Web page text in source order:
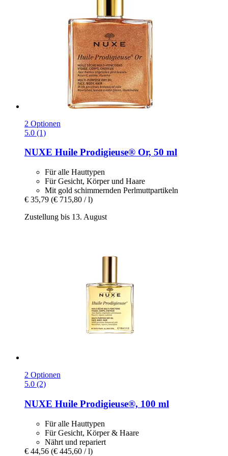
2 Optionen
5.0 (1)
NUXE Huile Prodigieuse® Or, 50 ml
Für alle Hauttypen
Für Gesicht, Körper und Haare
Mit gold schimmernden Perlmuttpartikeln
€ 35,79 (€ 715,80 / l)
Zustellung bis 13. August
2 Optionen
5.0 (2)
NUXE Huile Prodigieuse®, 100 ml
Für alle Hauttypen
Für Gesicht, Körper & Haare
Nährt und repariert
€ 44,56 (€ 445,60 / l)